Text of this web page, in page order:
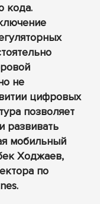
кода.
не
цифровых
позволяет
развивать
мобильный
Ходжаев,
по